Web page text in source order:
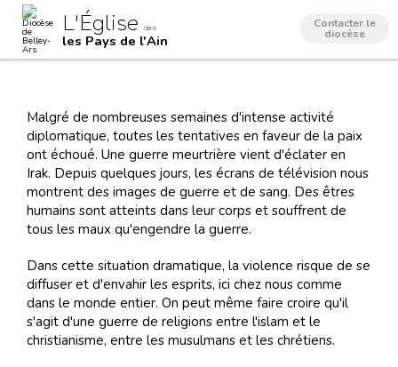
contenu.
Outils
personnels
L'Église dans
les Pays de l'Ain
Contacter le
diocèse
Malgré de nombreuses semaines d'intense activité
diplomatique, toutes les tentatives en faveur de la paix
ont échoué. Une guerre meurtrière vient d'éclater en
Irak. Depuis quelques jours, les écrans de télévision nous
montrent des images de guerre et de sang. Des êtres
humains sont atteints dans leur corps et souffrent de
tous les maux qu'engendre la guerre.
Dans cette situation dramatique, la violence risque de se
diffuser et d'envahir les esprits, ici chez nous comme
dans le monde entier. On peut même faire croire qu'il
s'agit d'une guerre de religions entre l'islam et le
christianisme, entre les musulmans et les chrétiens.